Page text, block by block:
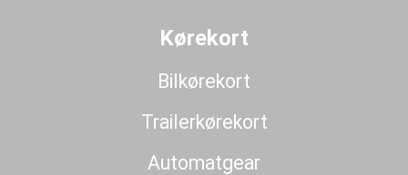
Kørekort
Bilkørekort
Trailerkørekort
Automatgear